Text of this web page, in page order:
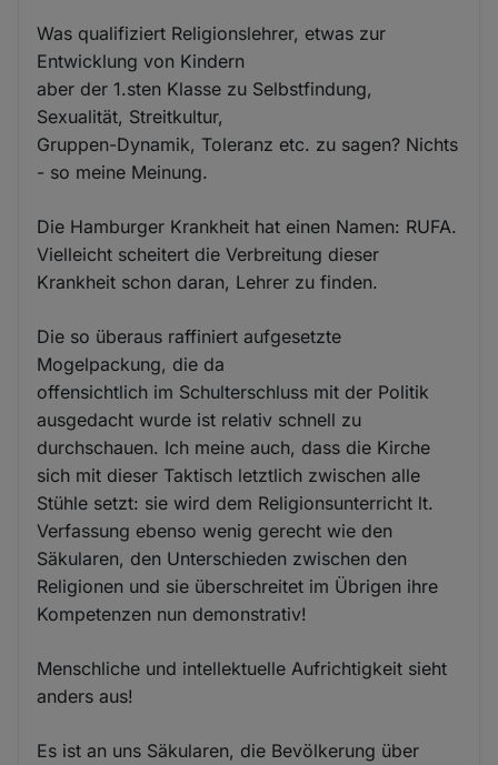
Was qualifiziert Religionslehrer, etwas zur
Entwicklung von Kindern
aber der 1.sten Klasse zu Selbstfindung,
Sexualität, Streitkultur,
Gruppen-Dynamik, Toleranz etc. zu sagen? Nichts
- so meine Meinung.
Die Hamburger Krankheit hat einen Namen: RUFA.
Vielleicht scheitert die Verbreitung dieser
Krankheit schon daran, Lehrer zu finden.
Die so überaus raffiniert aufgesetzte
Mogelpackung, die da
offensichtlich im Schulterschluss mit der Politik
ausgedacht wurde ist relativ schnell zu
durchschauen. Ich meine auch, dass die Kirche
sich mit dieser Taktisch letztlich zwischen alle
Stühle setzt: sie wird dem Religionsunterricht lt.
Verfassung ebenso wenig gerecht wie den
Säkularen, den Unterschieden zwischen den
Religionen und sie überschreitet im Übrigen ihre
Kompetenzen nun demonstrativ!
Menschliche und intellektuelle Aufrichtigkeit sieht
anders aus!
Es ist an uns Säkularen, die Bevölkerung über